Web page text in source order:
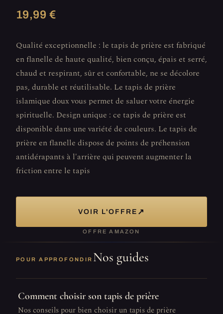
19,99 €
Qualité exceptionnelle : le tapis de prière est fabriqué
en flanelle de haute qualité, bien conçu, épais et serré,
chaud et respirant, sûr et confortable, ne se décolore
pas, durable et réutilisable. Le tapis de prière
islamique doux vous permet de saluer votre énergie
spirituelle. Design unique : ce tapis de prière est
disponible dans une variété de couleurs. Le tapis de
prière en flanelle dispose de points de préhension
antidérapants à l'arrière qui peuvent augmenter la
friction entre le tapis
VOIR L'OFFRE ↗
OFFRE AMAZON
POUR APPROFONDIR Nos guides
Comment choisir son tapis de prière
Nos conseils pour bien choisir un tapis de prière